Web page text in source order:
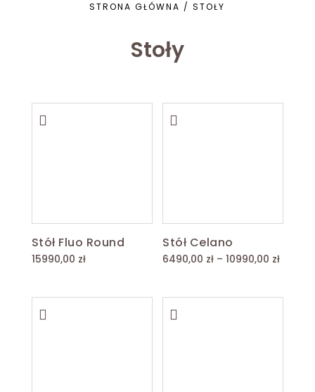
STRONA GŁÓWNA /STOŁY
Stoły
Stół Fluo Round
15990,00 zł
Stół Celano
6490,00 zł – 10990,00 złZakres
od